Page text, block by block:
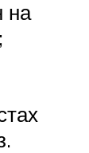
на